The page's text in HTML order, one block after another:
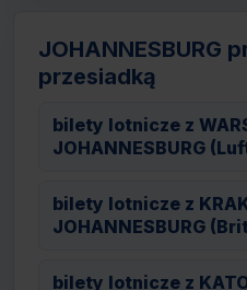
JOHANNESBURG
przesiadką
bilety lotnicze z
JOHANNESBURG
bilety lotnicze z
JOHANNESBURG
bilety lotnicze z